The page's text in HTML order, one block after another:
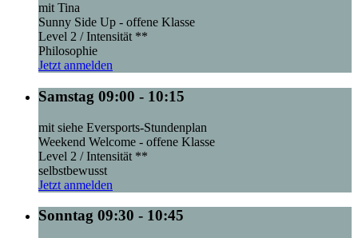
mit Tina
Sunny Side Up - offene Klasse
Level 2 / Intensität **
Philosophie
Jetzt anmelden
Samstag 09:00 - 10:15
mit siehe Eversports-Stundenplan
Weekend Welcome - offene Klasse
Level 2 / Intensität **
selbstbewusst
Jetzt anmelden
Sonntag 09:30 - 10:45